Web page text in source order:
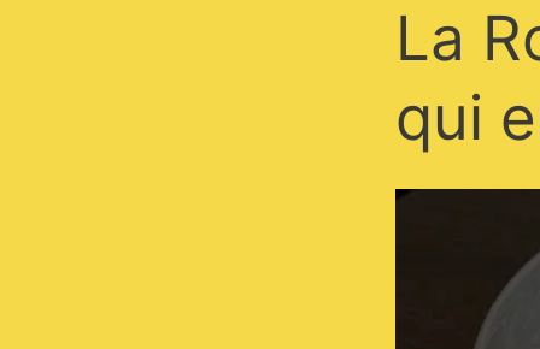
La
qui
Rosa,
petit
italien
qui
en
sous